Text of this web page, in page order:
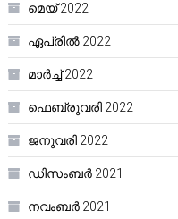
മെയ്‌ 2022
ഏപ്രിൽ 2022
മാർച്ച്‌ 2022
ഫെബ്രുവരി 2022
ജനുവരി 2022
ഡിസംബർ 2021
നവംബർ 2021